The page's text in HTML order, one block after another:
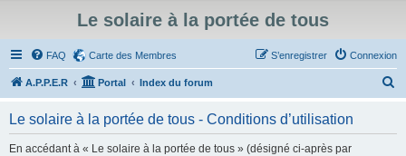
Le solaire à la portée de tous
FAQ Carte des Membres Connexion
S’enregistrer
A.P.P.E.R Portal Index du forum
Le solaire à la portée de tous - Conditions d’utilisation
En accédant à « Le solaire à la portée de tous » (désigné ci-après par